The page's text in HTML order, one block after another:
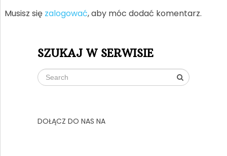
Musisz się zalogować, aby móc dodać komentarz.
SZUKAJ W SERWISIE
DOŁĄCZ DO NAS NA